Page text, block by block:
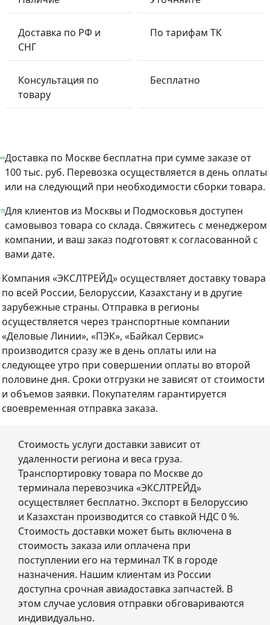
Доставка по РФ и
СНГ
По тарифам ТК
Консультация по
товару
Бесплатно
Доставка по Москве бесплатна при сумме заказе от
100 тыс. руб. Перевозка осуществляется в день оплаты
или на следующий при необходимости сборки товара.
Для клиентов из Москвы и Подмосковья доступен
самовывоз товара со склада. Свяжитесь с менеджером
компании, и ваш заказ подготовят к согласованной с
вами дате.
Компания «ЭКСЛТРЕЙД» осуществляет доставку товара
по всей России, Белоруссии, Казахстану и в другие
зарубежные страны. Отправка в регионы
осуществляется через транспортные компании
«Деловые Линии», «ПЭК», «Байкал Сервис»
производится сразу же в день оплаты или на
следующее утро при совершении оплаты во второй
половине дня. Сроки отгрузки не зависят от стоимости
и объемов заявки. Покупателям гарантируется
своевременная отправка заказа.
Стоимость услуги доставки зависит от
удаленности региона и веса груза.
Транспортировку товара по Москве до
терминала перевозчика «ЭКСЛТРЕЙД»
осуществляет бесплатно. Экспорт в Белоруссию
и Казахстан производится со ставкой НДС 0 %.
Стоимость доставки может быть включена в
стоимость заказа или оплачена при
поступлении его на терминал ТК в городе
назначения. Нашим клиентам из России
доступна срочная авиадоставка запчастей. В
этом случае условия отправки обговариваются
индивидуально.